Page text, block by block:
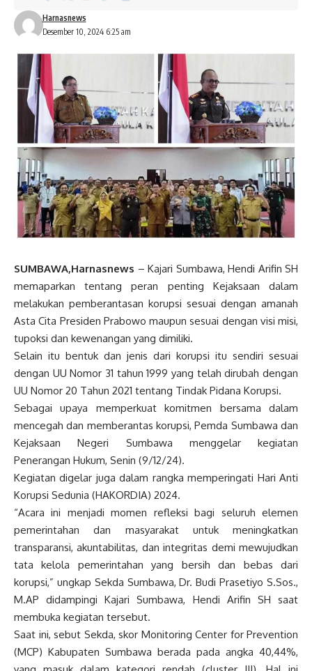
Desember 10, 2024 6:25 am
Harnasnews
SUMBAWA,Harnasnews – Kajari Sumbawa, Hendi Arifin SH
memaparkan tentang peran penting Kejaksaan dalam
melakukan pemberantasan korupsi sesuai dengan amanah
Asta Cita Presiden Prabowo maupun sesuai dengan visi misi,
tupoksi dan kewenangan yang dimiliki.
Selain itu bentuk dan jenis dari korupsi itu sendiri sesuai
dengan UU Nomor 31 tahun 1999 yang telah dirubah dengan
UU Nomor 20 Tahun 2021 tentang Tindak Pidana Korupsi.
Sebagai upaya memperkuat komitmen bersama dalam
mencegah dan memberantas korupsi, Pemda Sumbawa dan
Kejaksaan Negeri Sumbawa menggelar kegiatan
Penerangan Hukum, Senin (9/12/24).
Kegiatan digelar juga dalam rangka memperingati Hari Anti
Korupsi Sedunia (HAKORDIA) 2024.
“Acara ini menjadi momen refleksi bagi seluruh elemen
pemerintahan dan masyarakat untuk meningkatkan
transparansi, akuntabilitas, dan integritas demi mewujudkan
tata kelola pemerintahan yang bersih dan bebas dari
korupsi,” ungkap Sekda Sumbawa, Dr. Budi Prasetiyo S.Sos.,
M.AP didampingi Kajari Sumbawa, Hendi Arifin SH saat
membuka kegiatan tersebut.
Saat ini, sebut Sekda, skor Monitoring Center for Prevention
(MCP) Kabupaten Sumbawa berada pada angka 40,44%,